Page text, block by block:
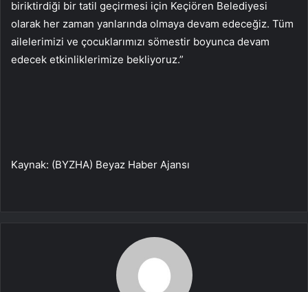
biriktirdiği bir tatil geçirmesi için Keçiören Belediyesi
olarak her zaman yanlarında olmaya devam edeceğiz. Tüm
ailelerimizi ve çocuklarımızı sömestir boyunca devam
edecek etkinliklerimize bekliyoruz.”
Kaynak: (BYZHA) Beyaz Haber Ajansı